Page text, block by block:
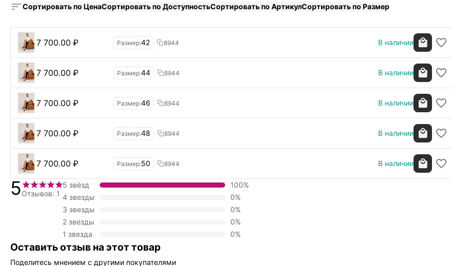
Сортировать по ЦенаСортировать по ДоступностьСортировать по АртикулСортировать по Размер
7 700.00 ₽ В наличии
8944
Размер:42
7 700.00 ₽ В наличии
8944
Размер:44
7 700.00 ₽ В наличии
8944
Размер:46
7 700.00 ₽ В наличии
8944
Размер:48
7 700.00 ₽ В наличии
8944
Размер:50
5Отзывов: 1
5 звёзд
100%
4 звезды
0%
3 звезды
0%
2 звезды
0%
1 звезда
0%
Оставить отзыв на этот товар
Поделитесь мнением с другими покупателями